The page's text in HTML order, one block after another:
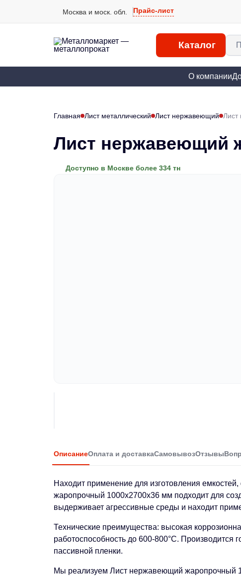
Москва и моск. обл. Прайс-лист
Каталог
О компании
Главная Лист металлический Лист нержавеющий
Лист нержавеющий
Доступно в Москве более 334 тн
ОписаниеОплата и доставкаСамовывозОтзывы
Находит применение для изготовления
жаропрочный 1000х2700х36 мм подходит для
выдерживает агрессивные среды и находит
Технические преимущества: высокая
работоспособность до 600-800°C. Производится
пассивной пленки.
Мы реализуем Лист нержавеющий жаропрочный